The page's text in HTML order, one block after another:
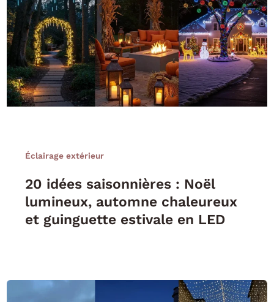
Éclairage extérieur
20 idées saisonnières : Noël
lumineux, automne chaleureux
et guinguette estivale en LED